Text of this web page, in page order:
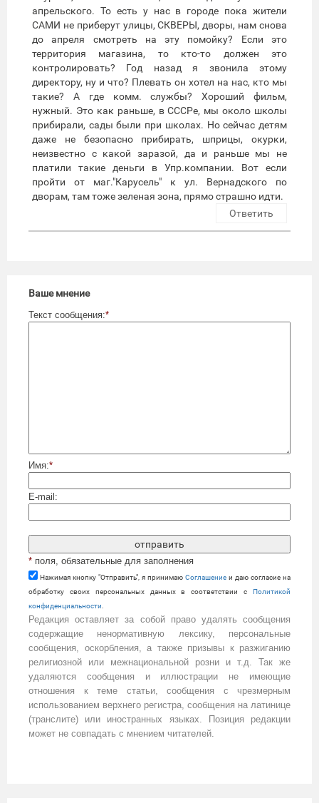
апрельского. То есть у нас в городе пока жители
САМИ не приберут улицы, СКВЕРЫ, дворы, нам снова
до апреля смотреть на эту помойку? Если это
территория магазина, то кто-то должен это
контролировать? Год назад я звонила этому
директору, ну и что? Плевать он хотел на нас, кто мы
такие? А где комм. службы? Хороший фильм,
нужный. Это как раньше, в СССРе, мы около школы
прибирали, сады были при школах. Но сейчас детям
даже не безопасно прибирать, шприцы, окурки,
неизвестно с какой заразой, да и раньше мы не
платили такие деньги в Упр.компании. Вот если
пройти от маг."Карусель" к ул. Вернадского по
дворам, там тоже зеленая зона, прямо страшно идти.
Ответить
Ваше мнение
Текст сообщения:*
Имя:*
E-mail:
* поля, обязательные для заполнения
Нажимая кнопку "Отправить", я принимаю Cоглашение и даю согласие на
обработку своих персональных данных в соответствии с Политикой
конфиденциальности
Редакция оставляет за собой право удалять сообщения
содержащие ненормативную лексику, персональные
сообщения, оскорбления, а также призывы к разжиганию
религиозной или межнациональной розни и т.д. Так же
удаляются сообщения и иллюстрации не имеющие
отношения к теме статьи, сообщения с чрезмерным
использованием верхнего регистра, сообщения на латинице
(транслите) или иностранных языках. Позиция редакции
может не совпадать с мнением читателей.